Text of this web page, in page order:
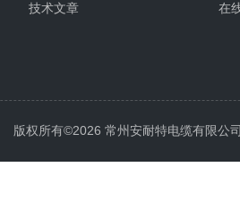
技术文章
在
版权所有©2026 常州安耐特电缆有限